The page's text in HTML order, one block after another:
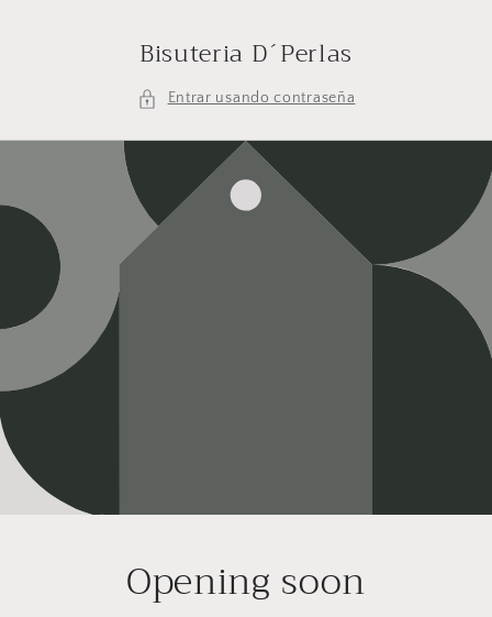
Bisuteria D´Perlas
Entrar usando contraseña
Opening soon